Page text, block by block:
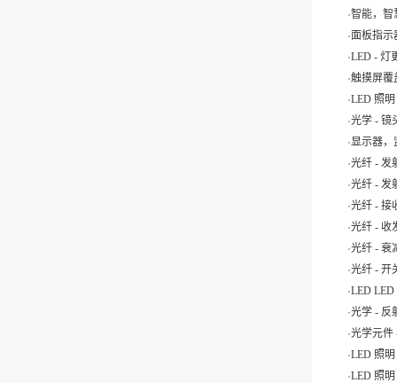
.智能，智
.面板指示
.LED - 灯
.触摸屏覆
.LED 照
.光学 - 镜
.显示器，
.光纤 - 发
.光纤 - 发
.光纤 - 接
.光纤 - 收
.光纤 - 衰
.光纤 - 开
.LED
.光学 - 反
.光学元件
.LED 照
.LED 照